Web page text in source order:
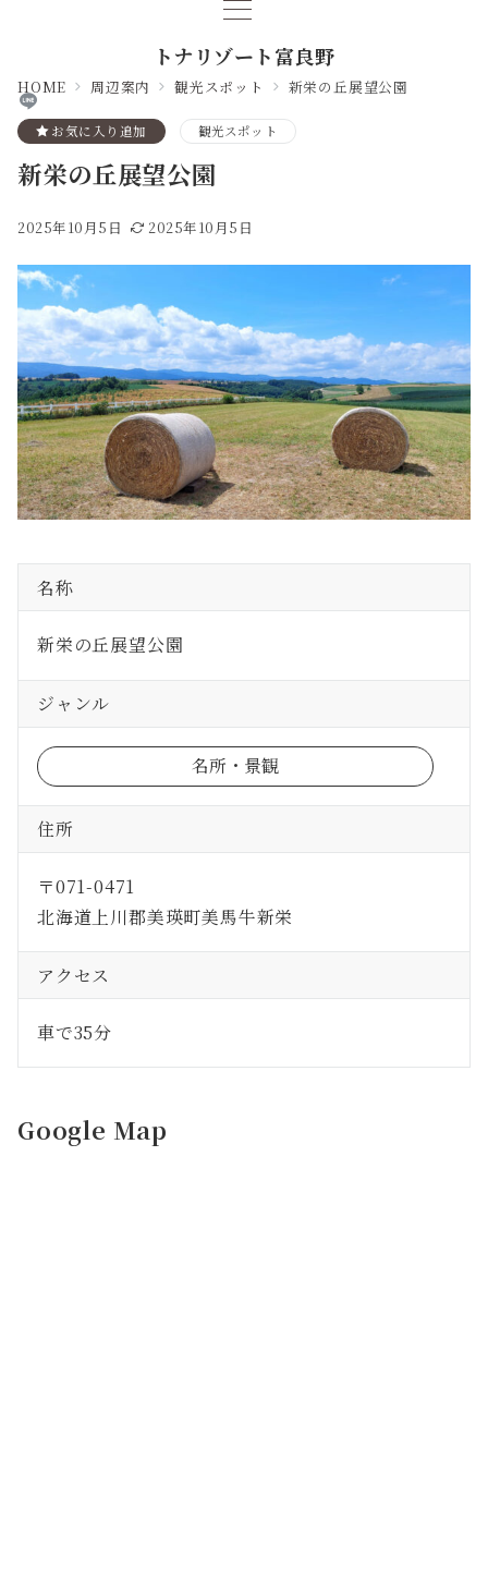
トナリゾート富良野
HOME 周辺案内 観光スポット 新栄の丘展望公園
お気に入り追加 観光スポット
新栄の丘展望公園
2025年10月5日 2025年10月5日
名称
新栄の丘展望公園
ジャンル
名所・景観
住所
〒071-0471
北海道上川郡美瑛町美馬牛新栄
アクセス
車で35分
Google Map